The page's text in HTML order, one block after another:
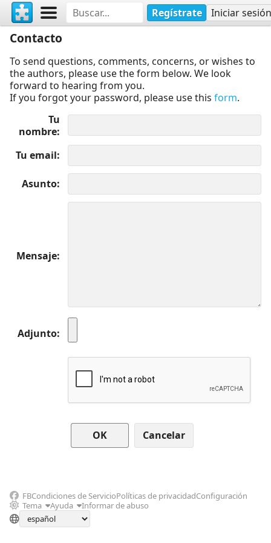
Regístrate Iniciar sesión
Contacto
To send questions, comments, concerns, or wishes to
the authors, please use the form below. We look
forward to hearing from you.
If you forgot your password, please use this form.
Tu
nombre
Tu email
Asunto
Mensaje
Adjunto
Cancelar
FBCondiciones de ServicioPolíticas de privacidadConfiguración
Tema
Ayuda Informar de abuso